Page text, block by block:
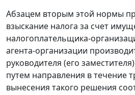
Абзацем вторым этой нормы
взыскание налога за счет
налогоплательщика-
агента-организации
руководителя (его
путем направления в течение
вынесения такого решения